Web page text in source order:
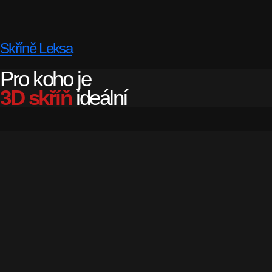
Skříně Leksa
Pro koho je
3D skříňideální